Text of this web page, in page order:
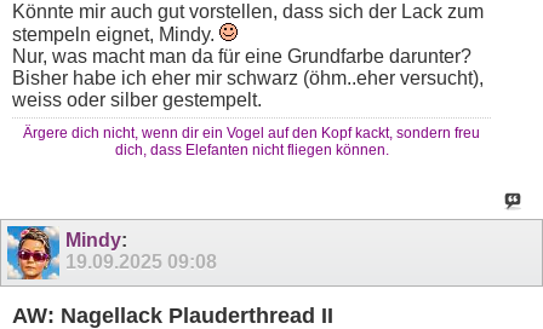
Könnte mir auch gut vorstellen, dass sich der Lack zum
stempeln eignet, Mindy.
Nur, was macht man da für eine Grundfarbe darunter?
Bisher habe ich eher mir schwarz (öhm..eher versucht),
weiss oder silber gestempelt.
Ärgere dich nicht, wenn dir ein Vogel auf den Kopf kackt, sondern freu
dich, dass Elefanten nicht fliegen können.
Mindy:
19.09.2025 09:08
AW: Nagellack Plauderthread II